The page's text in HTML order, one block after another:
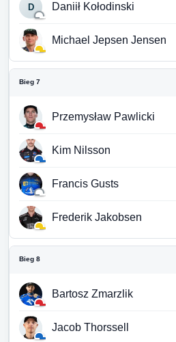
D Daniił Kołodinski
Michael Jepsen Jensen
Bieg 7
Przemysław Pawlicki
Kim Nilsson
Francis Gusts
Frederik Jakobsen
Bieg 8
Bartosz Zmarzlik
Jacob Thorssell